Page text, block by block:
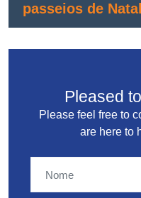
passeios de
Pleased
Please feel free to
are here to